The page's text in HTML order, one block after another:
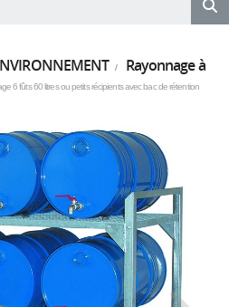
Rayonnage à
6 fûts 60 litres ou petits récipients avec bac de rétention